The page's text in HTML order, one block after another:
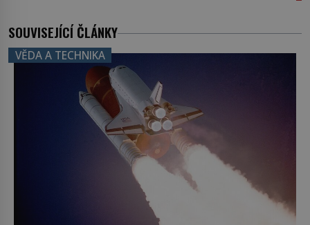
SOUVISEJÍCÍ ČLÁNKY
VĚDA A TECHNIKA